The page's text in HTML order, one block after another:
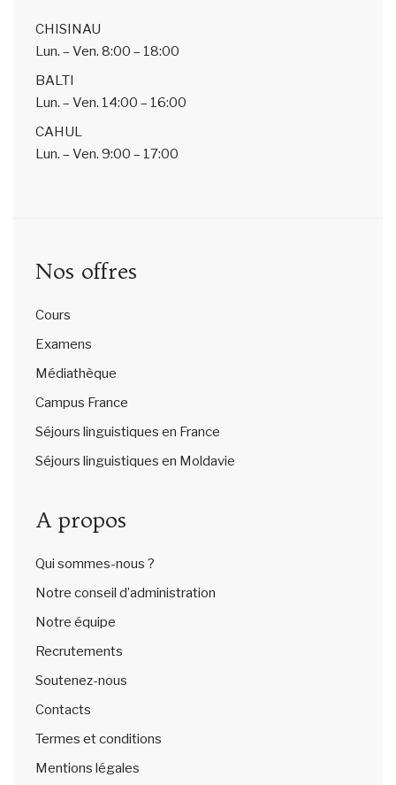
CHISINAU
Lun. – Ven. 8:00 – 18:00
BALTI
Lun. – Ven. 14:00 – 16:00
CAHUL
Lun. – Ven. 9:00 – 17:00
Nos offres
Cours
Examens
Médiathèque
Campus France
Séjours linguistiques en France
Séjours linguistiques en Moldavie
A propos
Qui sommes-nous ?
Notre conseil d’administration
Notre équipe
Recrutements
Soutenez-nous
Contacts
Termes et conditions
Mentions légales